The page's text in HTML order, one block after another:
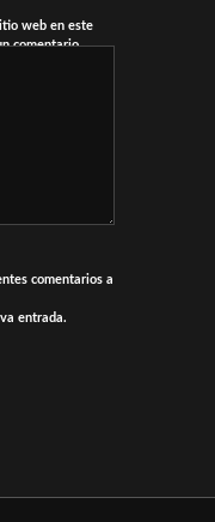
web en este
comentario.
comentarios a
entrada.